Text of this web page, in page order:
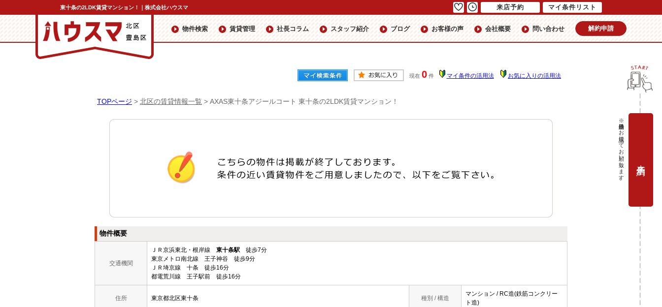
東十条の2LDK賃貸マンション！｜株式会社ハウスマ
物件検索 賃貸管理 社長コラム スタッフ紹介 ブログ お客様の声 会社概要 問い合わせ 解約申請
現在 0 件 マイ条件の活用法 お気に入りの活用法
TOPページ > 北区の賃貸情報一覧 > AXAS東十条アジールコート 東十条の2LDK賃貸マンション！
物件概要
交通機関
ＪＲ京浜東北・根岸線 東十条駅 徒歩7分
東京メトロ南北線 王子神谷 徒歩9分
ＪＲ埼京線 十条 徒歩16分
都電荒川線 王子駅前 徒歩16分
住所 東京都北区東十条 種別 / 構造
マンション / RC造(鉄筋コンクリー
ト造)
来店予約 マイ条件リスト
※当日予約はお電話にてお願い致します。